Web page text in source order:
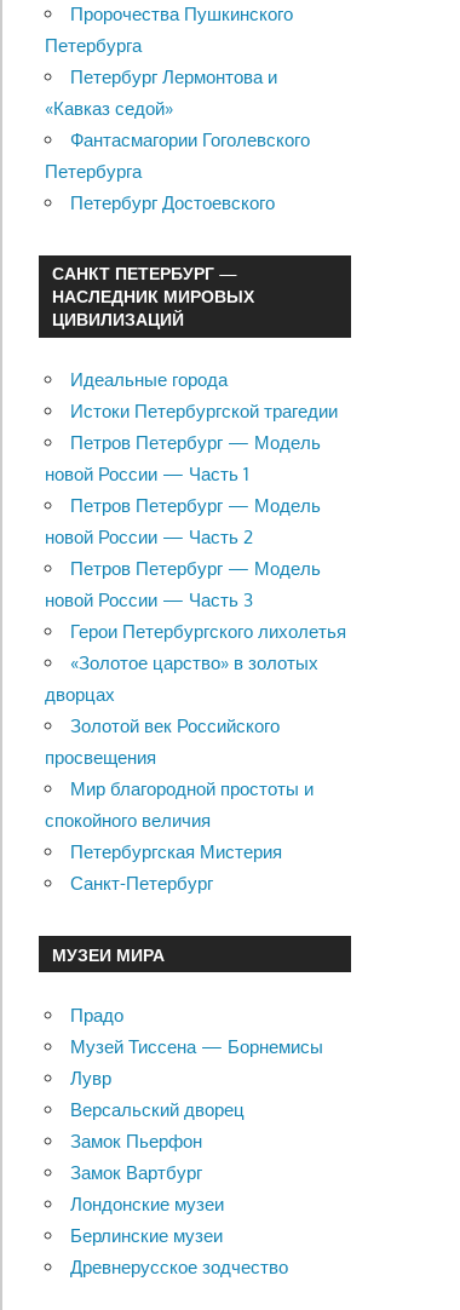
Пророчества Пушкинского
Петербурга
Петербург Лермонтова и
«Кавказ седой»
Фантасмагории Гоголевского
Петербурга
Петербург Достоевского
САНКТ ПЕТЕРБУРГ —
НАСЛЕДНИК МИРОВЫХ
ЦИВИЛИЗАЦИЙ
Идеальные города
Истоки Петербургской трагедии
Петров Петербург — Модель
новой России — Часть 1
Петров Петербург — Модель
новой России — Часть 2
Петров Петербург — Модель
новой России — Часть 3
Герои Петербургского лихолетья
«Золотое царство» в золотых
дворцах
Золотой век Российского
просвещения
Мир благородной простоты и
спокойного величия
Петербургская Мистерия
Санкт-Петербург
МУЗЕИ МИРА
Прадо
Музей Тиссена — Борнемисы
Лувр
Версальский дворец
Замок Пьерфон
Замок Вартбург
Лондонские музеи
Берлинские музеи
Древнерусское зодчество